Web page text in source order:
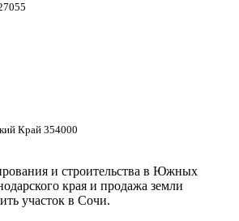
Край 354000
и строительства в Южных
края и продажа земли
участок в Сочи.